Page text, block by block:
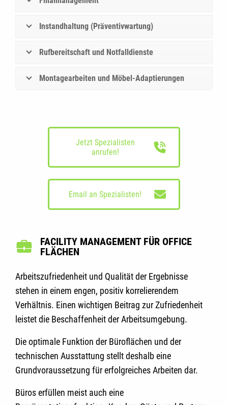
Instandhaltung (Präventivwartung)
Rufbereitschaft und Notfalldienste
Montagearbeiten und Möbel-Adaptierungen
Jetzt Spezialisten
anrufen!
Email an Spezialisten!
FACILITY MANAGEMENT FÜROFFICE
FLÄCHEN
Arbeitszufriedenheit und Qualität der Ergebnisse
stehen in einem engen, positiv korrelierendem
Verhältnis. Einen wichtigen Beitrag zur Zufriedenheit
leistet die Beschaffenheit der Arbeitsumgebung.
Die optimale Funktion der Büroflächen und der
technischen Ausstattung stellt deshalb eine
Grundvoraussetzung für erfolgreiches Arbeiten dar.
Büros erfüllen meist auch eine